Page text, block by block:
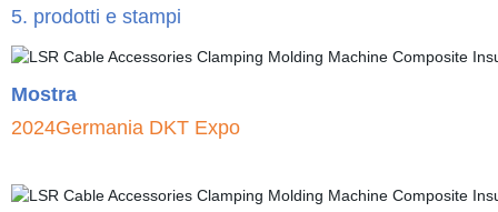
5. prodotti e stampi
Mostra
2024Germania DKT Expo